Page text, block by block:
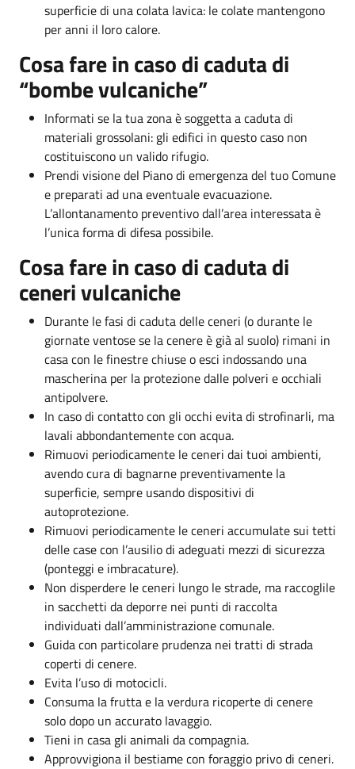
superficie di una colata lavica: le colate mantengono
per anni il loro calore.
Cosa fare in caso di caduta di
“bombe vulcaniche”
Informati se la tua zona è soggetta a caduta di
materiali grossolani: gli edifici in questo caso non
costituiscono un valido rifugio.
Prendi visione del Piano di emergenza del tuo Comune
e preparati ad una eventuale evacuazione.
L’allontanamento preventivo dall’area interessata è
l’unica forma di difesa possibile.
Cosa fare in caso di caduta di
ceneri vulcaniche
Durante le fasi di caduta delle ceneri (o durante le
giornate ventose se la cenere è già al suolo) rimani in
casa con le finestre chiuse o esci indossando una
mascherina per la protezione dalle polveri e occhiali
antipolvere.
In caso di contatto con gli occhi evita di strofinarli, ma
lavali abbondantemente con acqua.
Rimuovi periodicamente le ceneri dai tuoi ambienti,
avendo cura di bagnarne preventivamente la
superficie, sempre usando dispositivi di
autoprotezione.
Rimuovi periodicamente le ceneri accumulate sui tetti
delle case con l’ausilio di adeguati mezzi di sicurezza
(ponteggi e imbracature).
Non disperdere le ceneri lungo le strade, ma raccoglile
in sacchetti da deporre nei punti di raccolta
individuati dall’amministrazione comunale.
Guida con particolare prudenza nei tratti di strada
coperti di cenere.
Evita l’uso di motocicli.
Consuma la frutta e la verdura ricoperte di cenere
solo dopo un accurato lavaggio.
Tieni in casa gli animali da compagnia.
Approvvigiona il bestiame con foraggio privo di ceneri.